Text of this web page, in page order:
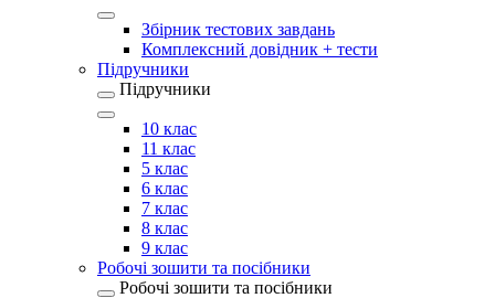
Збірник тестових завдань
Комплексний довідник + тести
Підручники
Підручники
10 клас
11 клас
5 клас
6 клас
7 клас
8 клас
9 клас
Робочі зошити та посібники
Робочі зошити та посібники